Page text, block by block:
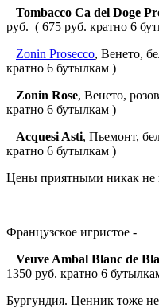
Tombacco Ca del Doge
руб. ( 675 руб. кратно 6
Zonin Prosecco, Венето,
кратно 6 бутылкам )
Zonin Rose, Венето,
кратно 6 бутылкам )
Acquesi Asti, Пьемонт,
кратно 6 бутылкам )
Цены приятными никак не
Французское игристое -
Veuve Ambal Blanc de
1350 руб. кратно 6
Бургундия. Ценник тоже